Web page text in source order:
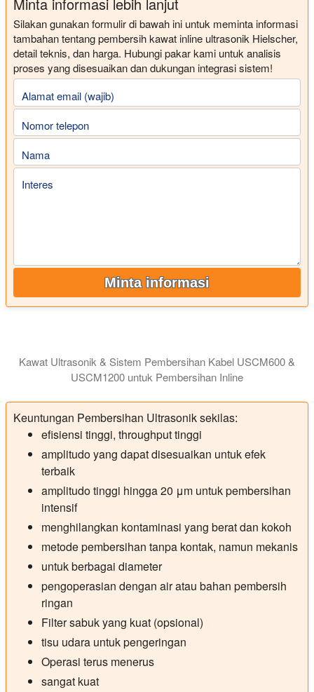
Minta informasi lebih lanjut
Silakan gunakan formulir di bawah ini untuk meminta informasi
tambahan tentang pembersih kawat inline ultrasonik Hielscher,
detail teknis, dan harga. Hubungi pakar kami untuk analisis
proses yang disesuaikan dan dukungan integrasi sistem!
Alamat email (wajib)
Nomor telepon
Nama
Interes
Minta informasi
Kawat Ultrasonik & Sistem Pembersihan Kabel USCM600 &
USCM1200 untuk Pembersihan Inline
Keuntungan Pembersihan Ultrasonik sekilas:
efisiensi tinggi, throughput tinggi
amplitudo yang dapat disesuaikan untuk efek
terbaik
amplitudo tinggi hingga 20 μm untuk pembersihan
intensif
menghilangkan kontaminasi yang berat dan kokoh
metode pembersihan tanpa kontak, namun mekanis
untuk berbagai diameter
pengoperasian dengan air atau bahan pembersih
ringan
Filter sabuk yang kuat (opsional)
tisu udara untuk pengeringan
Operasi terus menerus
sangat kuat